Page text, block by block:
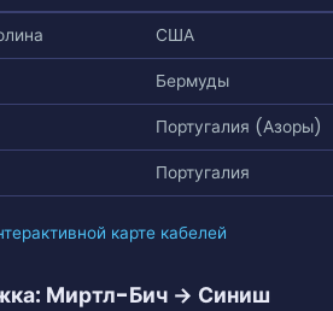
США
Бермуды
Португалия (Азоры)
Португалия
карте кабелей
Миртл-Бич → Синиш